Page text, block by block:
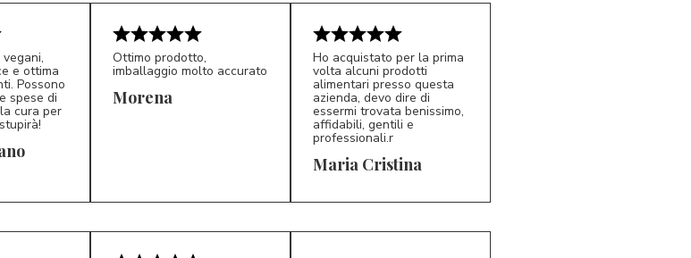
5/5
e ottima
Possono
spese di
cura per
M*
Ottimo prodotto,
imballaggio molto accurato
Morena MC 5/5
Ho acquistato per la prima
volta alcuni prodotti
alimentari presso questa
azienda, devo dire di
essermi trovata benissimo,
affidabili, gentili e
professionali.r
Maria Cristina